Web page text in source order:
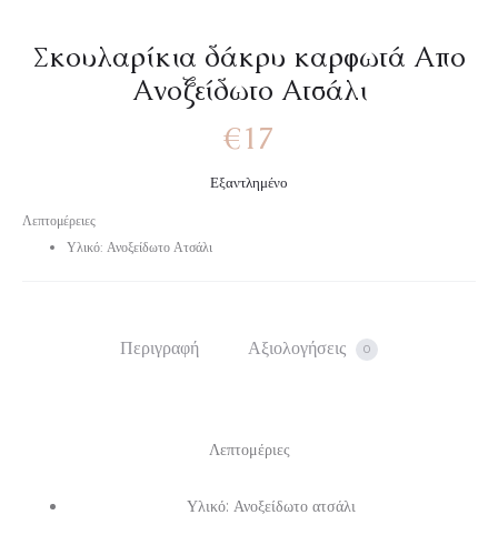
Σκουλαρίκια δάκρυ καρφωτά Απο
Ανοξείδωτο Ατσάλι
Λεπτομέρειες
Υλικό: Ανοξείδωτο Ατσάλι
€17
Εξαντλημένο
Περιγραφή Αξιολογήσεις 0
Λεπτομέριες
Υλικό: Ανοξείδωτο ατσάλι